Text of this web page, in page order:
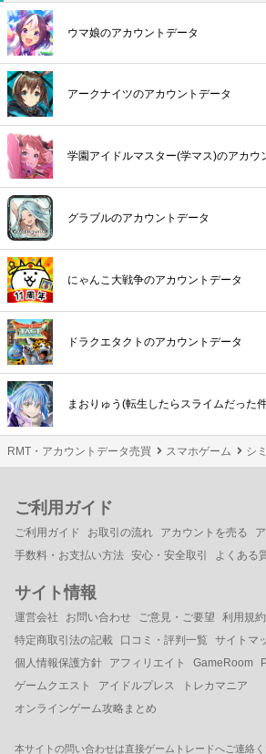
ウマ娘のアカウントデータ
アークナイツのアカウントデータ
学園アイドルマスター(学マス)のアカウ
グラブルのアカウントデータ
にゃんこ大戦争のアカウントデータ
ドラクエタクトのアカウントデータ
まおりゅう(転生したらスライムだった
RMT・アカウントデータ売買 スマホゲーム シ
ご利用ガイド
ご利用ガイド お取引の流れ アカウントを売る
手数料・お支払い方法 安心・安全取引 よくある
サイト情報
運営会社 お問い合わせ ご意見・ご要望 利用規約
特定商取引法の記載
口コミ・評判一覧 サイトマ
個人情報保護方針
アフィリエイト GameRoom
ゲームクエスト
アイドルプレス
トレカマニア
オンラインゲーム攻略まとめ
本サイトの問い合わせは直接ゲームトレードへご連絡く